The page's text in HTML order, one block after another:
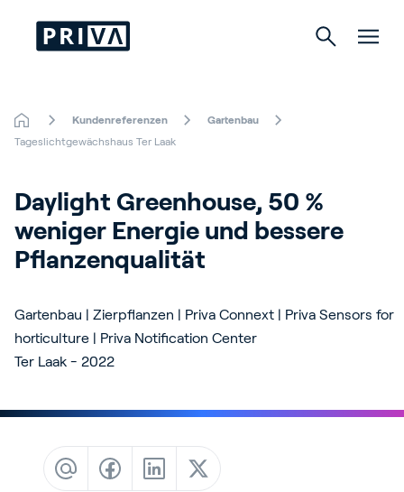
Gartenbau
Indoor Growing
Über Priva
Blog
Kundenreferenzen
Events
Kundenreferenzen
Gartenbau
Tageslichtgewächshaus Ter Laak
Daylight Greenhouse, 50 %
weniger Energie und bessere
Pflanzenqualität
Gartenbau | Zierpflanzen | Priva Connext | Priva Sensors for
horticulture | Priva Notification Center
Ter Laak - 2022